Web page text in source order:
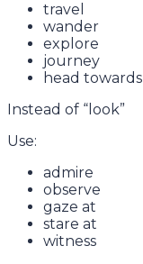
travel
wander
explore
journey
head towards
Instead of “look”
Use:
admire
observe
gaze at
stare at
witness